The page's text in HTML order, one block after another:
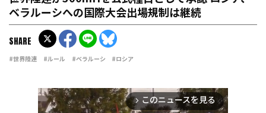
ベラルーシへの国際大会出場規制は継続
#世界陸連 #ルール #ベラルーシ #ロシア
SHARE
arrow_forward_ios このニュースを見る